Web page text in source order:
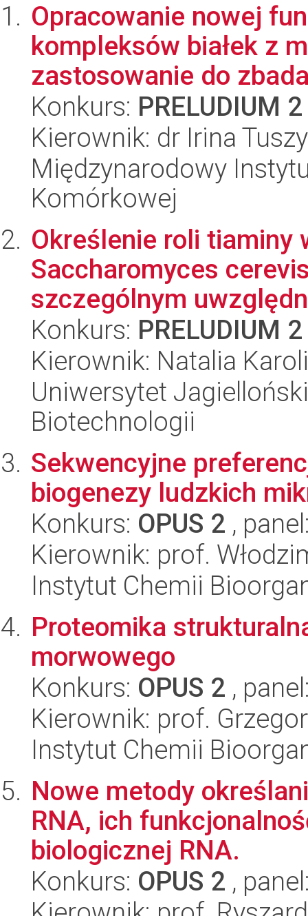
Opracowanie nowej
kompleksów białek z
zastosowanie do
Konkurs: PRELUDIUM 2
Kierownik: dr Irina
Międzynarodowy
Komórkowej
Określenie roli tiaminy
Saccharomyces
szczególnym
Konkurs: PRELUDIUM 2
Kierownik: Natalia
Uniwersytet
Biotechnologii
Sekwencyjne
biogenezy ludzkich
Konkurs: OPUS 2 ,
Kierownik: prof.
Instytut Chemii
Proteomika
morwowego
Konkurs: OPUS 2 ,
Kierownik: prof.
Instytut Chemii
Nowe metody
RNA, ich
biologicznej RNA.
Konkurs: OPUS 2 ,